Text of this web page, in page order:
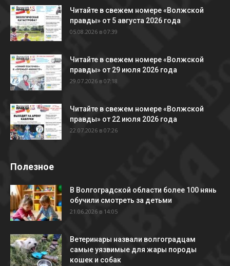
Читайте в свежем номере «Волжской
правды» от 5 августа 2026 года
05.08.2026 в 07:39
Читайте в свежем номере «Волжской
правды» от 29 июля 2026 года
29.07.2026 в 07:18
Читайте в свежем номере «Волжской
правды» от 22 июля 2026 года
22.07.2026 в 07:26
Полезное
В Волгоградской области более 100 нянь
обучили смотреть за детьми
21.06.2026 в 14:05
Ветеринары назвали волгоградцам
самые уязвимые для жары породы
кошек и собак